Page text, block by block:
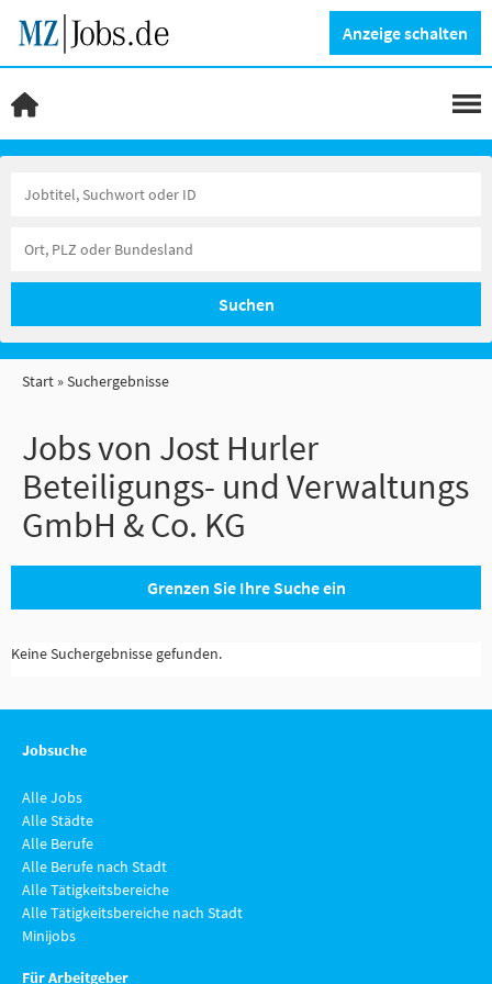
Anzeige schalten
Suchen
Start Suchergebnisse
Jobs von Jost Hurler
Beteiligungs- und Verwaltungs
GmbH & Co. KG
Grenzen Sie Ihre Suche ein
Keine Suchergebnisse gefunden.
Jobsuche
Alle Jobs
Alle Städte
Alle Berufe
Alle Berufe nach Stadt
Alle Tätigkeitsbereiche
Alle Tätigkeitsbereiche nach Stadt
Minijobs
Für Arbeitgeber